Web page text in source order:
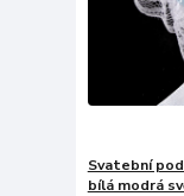
Svatební
bílá modrá